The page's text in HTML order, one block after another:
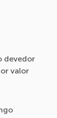
devedor
valor